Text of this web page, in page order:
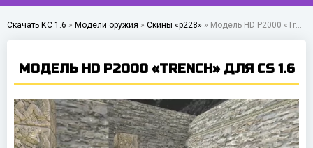
Скачать КС 1.6 » Модели оружия » Скины «p228» » Модель HD P2000 «Trench» для CS 1.6
МОДЕЛЬ HD P2000 «TRENCH» ДЛЯ CS 1.6